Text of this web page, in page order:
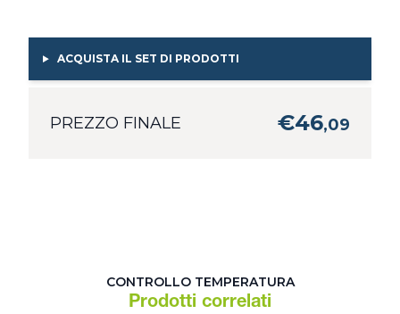
ACQUISTA IL SET DI PRODOTTI
PREZZO FINALE €46,09
CONTROLLO TEMPERATURA
Prodotti correlati